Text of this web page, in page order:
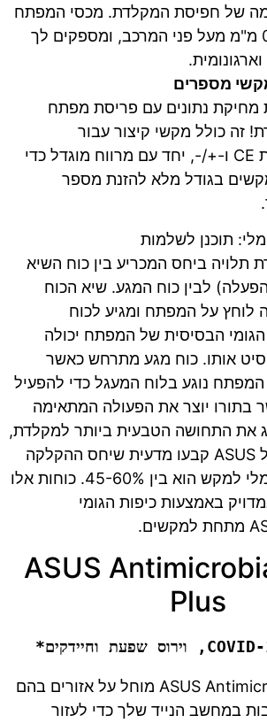
של חפיסת המקלדת. מכסי המפתח
נשארים לפחות 0.1 מ"מ מעל פני המרכב, ומספקים לך
מספרים
מחיקת נתונים עם פריסת מפתח
זה כולל מקשי קיצור עבור
המחשבון, פונקציות CE ו-+/-, יחד עם מרווח מוגדל כדי
בגודל מלא להזנת מספר
תוכנן לשלמות
ביחס המכריע בין כוח השיא
לבין כוח המגע. שיא הכוח
על המפתח ומגיע לכוח
הבסיסית של המפתח יכולה
אותו. כוח מגע מתרחש כאשר
נוגע בלוח המעגל כדי להפעיל
בתורו יוצר את הפעולה המתאימה
את התחושה הטבעית ביותר למקלדת,
מומחי המקלדת של ASUS קבעו מדעית שיחס ההקלקה
הארגונומי האופטימלי למקש הוא בין 45-60%. כוחות אלו
באמצעות כיפות הגומי
ASUS
Plus
ASUS Antimicrobial Guard Plus מוחל על אזורים בהם
במחשב הנייד שלך כדי לעזור